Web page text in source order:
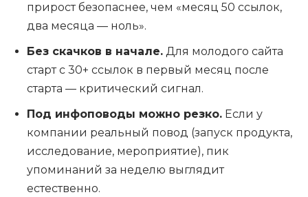
прирост безопаснее, чем «месяц 50 ссылок,
два месяца — ноль».
Без скачков в начале. Для молодого сайта
старт с 30+ ссылок в первый месяц после
старта — критический сигнал.
Под инфоповоды можно резко. Если у
компании реальный повод (запуск продукта,
исследование, мероприятие), пик
упоминаний за неделю выглядит
естественно.